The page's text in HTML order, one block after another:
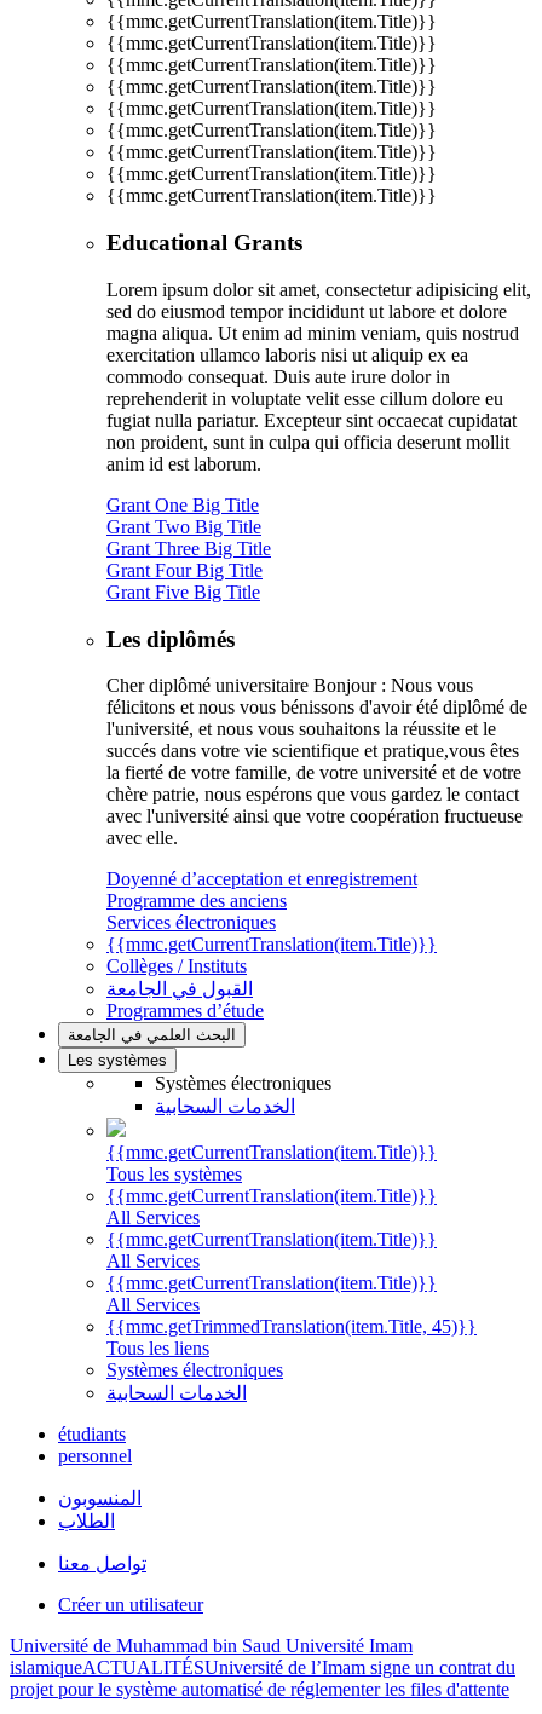
{{mmc.getCurrentTranslation(item.Title)}}
{{mmc.getCurrentTranslation(item.Title)}}
{{mmc.getCurrentTranslation(item.Title)}}
{{mmc.getCurrentTranslation(item.Title)}}
{{mmc.getCurrentTranslation(item.Title)}}
{{mmc.getCurrentTranslation(item.Title)}}
{{mmc.getCurrentTranslation(item.Title)}}
{{mmc.getCurrentTranslation(item.Title)}}
{{mmc.getCurrentTranslation(item.Title)}}
Educational Grants
Lorem ipsum dolor sit amet, consectetur adipisicing elit,
sed do eiusmod tempor incididunt ut labore et dolore
magna aliqua. Ut enim ad minim veniam, quis nostrud
exercitation ullamco laboris nisi ut aliquip ex ea
commodo consequat. Duis aute irure dolor in
reprehenderit in voluptate velit esse cillum dolore eu
fugiat nulla pariatur. Excepteur sint occaecat cupidatat
non proident, sunt in culpa qui officia deserunt mollit
anim id est laborum.
Grant One Big Title
Grant Two Big Title
Grant Three Big Title
Grant Four Big Title
Grant Five Big Title
Les diplômés
Cher diplômé universitaire Bonjour : Nous vous
félicitons et nous vous bénissons d'avoir été diplômé de
l'université, et nous vous souhaitons la réussite et le
succés dans votre vie scientifique et pratique,vous êtes
la fierté de votre famille, de votre université et de votre
chère patrie, nous espérons que vous gardez le contact
avec l'université ainsi que votre coopération fructueuse
avec elle.
Doyenné d’acceptation et enregistrement
Programme des anciens
Services électroniques
{{mmc.getCurrentTranslation(item.Title)}}
Collèges / Instituts
القبول في الجامعة
Programmes d’étude
البحث العلمي في الجامعة
Les systèmes
Systèmes électroniques
الخدمات السحابية
{{mmc.getCurrentTranslation(item.Title)}}
Tous les systèmes
{{mmc.getCurrentTranslation(item.Title)}}
All Services
{{mmc.getCurrentTranslation(item.Title)}}
All Services
{{mmc.getCurrentTranslation(item.Title)}}
All Services
{{mmc.getTrimmedTranslation(item.Title, 45)}}
Tous les liens
Systèmes électroniques
الخدمات السحابية
étudiants
personnel
المنسوبون
الطلاب
تواصل معنا
Créer un utilisateur
Université de Muhammad bin Saud Université Imam
islamiqueACTUALITÉSUniversité de l’Imam signe un contrat du
projet pour le système automatisé de réglementer les files d'attente